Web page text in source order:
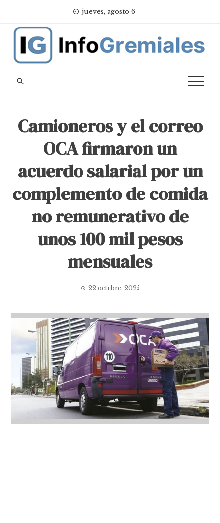
content
jueves, agosto 6
Camioneros y el correo
OCA firmaron un
acuerdo salarial por un
complemento de comida
no remunerativo de
unos 100 mil pesos
mensuales
22 octubre, 2025